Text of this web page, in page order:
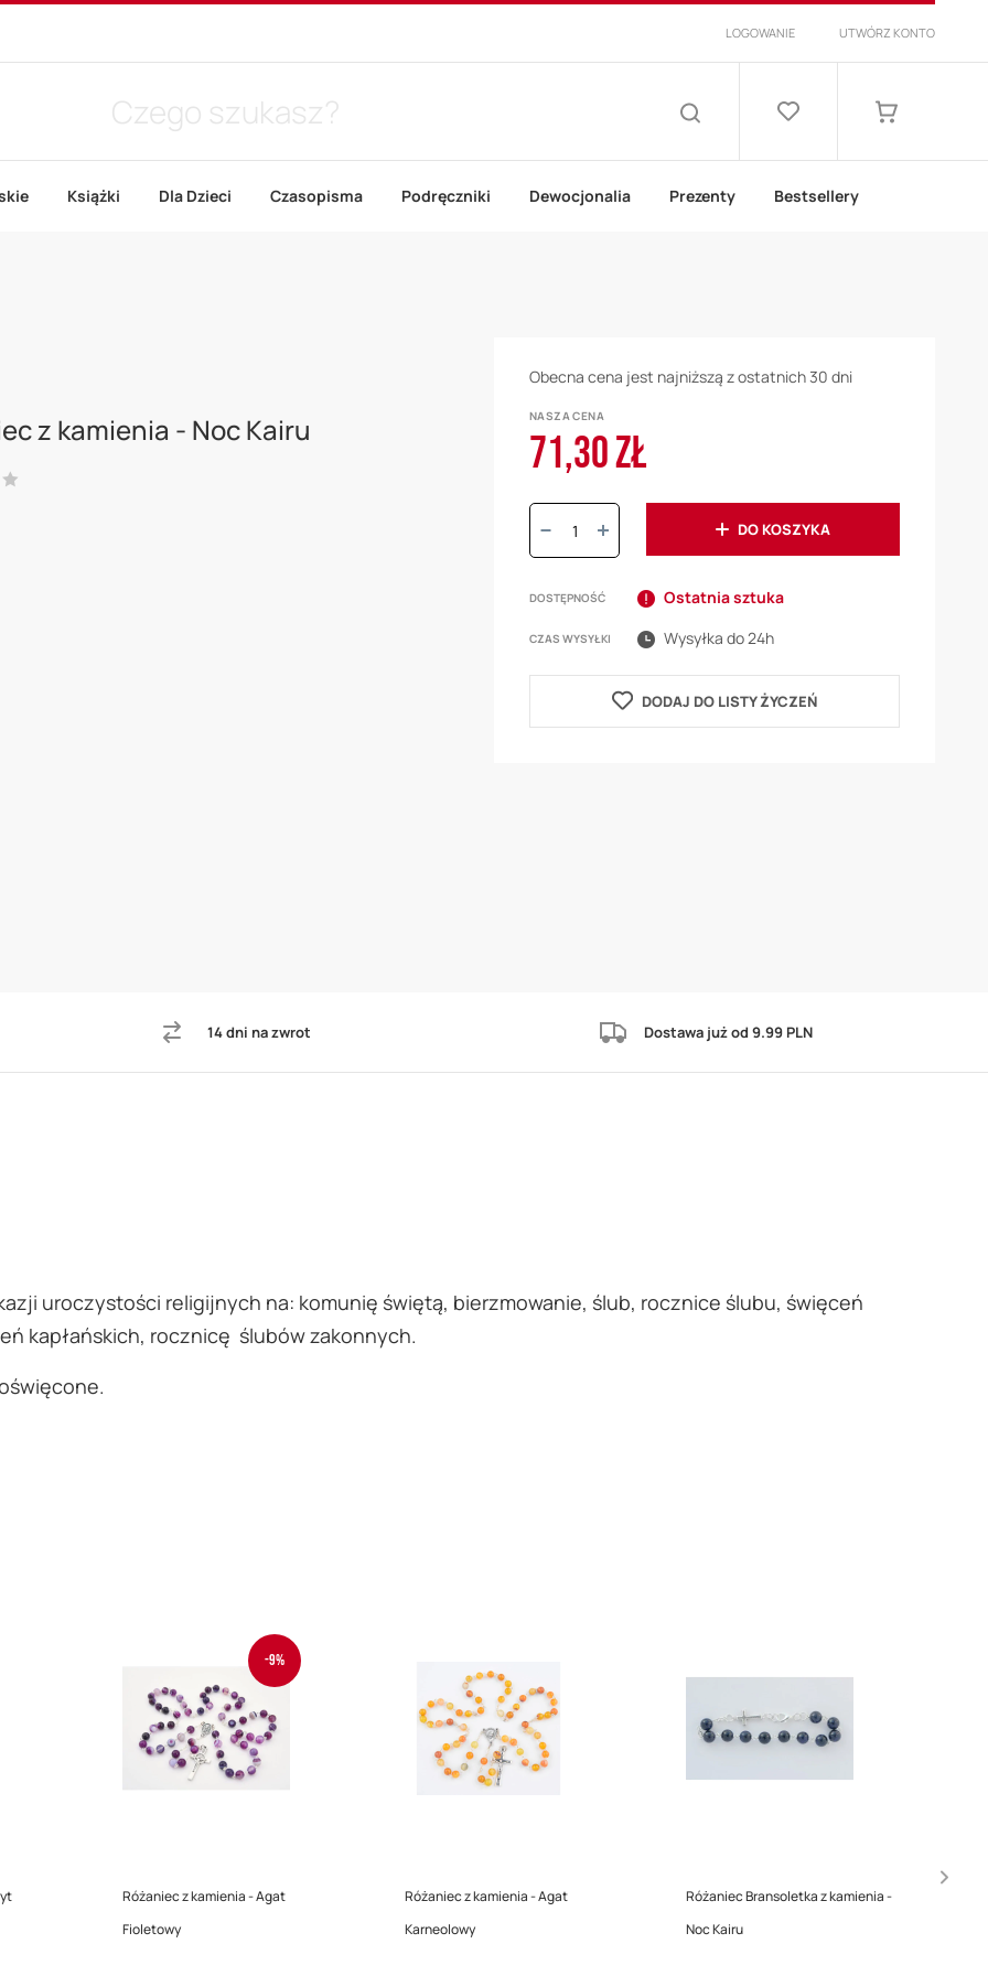
LOGOWANIE UTWÓRZ KONTO
Lista
Książki Dla Dzieci Czasopisma Podręczniki Dewocjonalia Prezenty Bestsellery
z kamienia - Noc Kairu
Obecna cena jest najniższą z ostatnich 30 dni
NASZA CENA
71,30 ZŁ
Ilość:
DO KOSZYKA
DOSTĘPNOŚĆ Ostatnia sztuka
CZAS WYSYŁKI Wysyłka do 24h
DODAJ DO LISTY ŻYCZEŃ
14 dni na zwrot Dostawa już od 9.99 PLN
uroczystości religijnych na: komunię świętą, bierzmowanie, ślub, rocznice ślubu, święceń
kapłańskich, rocznicę ślubów zakonnych.
-9%
Różaniec z kamienia - Agat
Fioletowy
Różaniec z kamienia - Agat
Karneolowy
Różaniec Bransoletka z kamienia -
Noc Kairu